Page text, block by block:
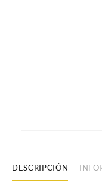
DESCRIPCIÓN